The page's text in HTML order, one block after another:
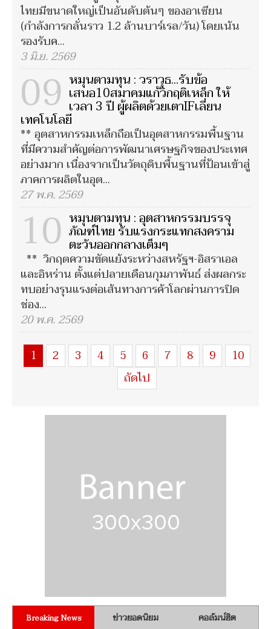
ไทยมีขนาดใหญ่เป็นอันดับต้นๆ ของอาเซียน
(กำลังการกลั่นราว 1.2 ล้านบาร์เรล/วัน) โดยเน้น
รองรับค...
3 มิ.ย. 2569
09 หมุนตามทุน : วราวุธ...รับข้อ
เสนอ10สมาคมแก้วิกฤติเหล็ก ให้
เวลา 3 ปี ผู้ผลิตด้วยเตาIFเลี่ยน
เทคโนโลยี
** อุตสาหกรรมเหล็กถือเป็นอุตสาหกรรมพื้นฐาน
ที่มีความสำคัญต่อการพัฒนาเศรษฐกิจของประเทศ
อย่างมาก เนื่องจากเป็นวัตถุดิบพื้นฐานที่ป้อนเข้าสู่
ภาคการผลิตในอุต...
27 พ.ค. 2569
10 หมุนตามทุน : อุตสาหกรรมบรรจุ
ภัณฑ์ไทย รับแรงกระแทกสงคราม
ตะวันออกกลางเต็มๆ
** วิกฤตความขัดแย้งระหว่างสหรัฐฯ-อิสราเอล
และอิหร่าน ตั้งแต่ปลายเดือนกุมภาพันธ์ ส่งผลกระ
ทบอย่างรุนแรงต่อเส้นทางการค้าโลกผ่านการปิด
ช่อง...
20 พ.ค. 2569
1
2 3 4 5 6 7 8 9
10
ถัดไป
Breaking News ข่าวยอดนิยม คอลัมน์ฮิต